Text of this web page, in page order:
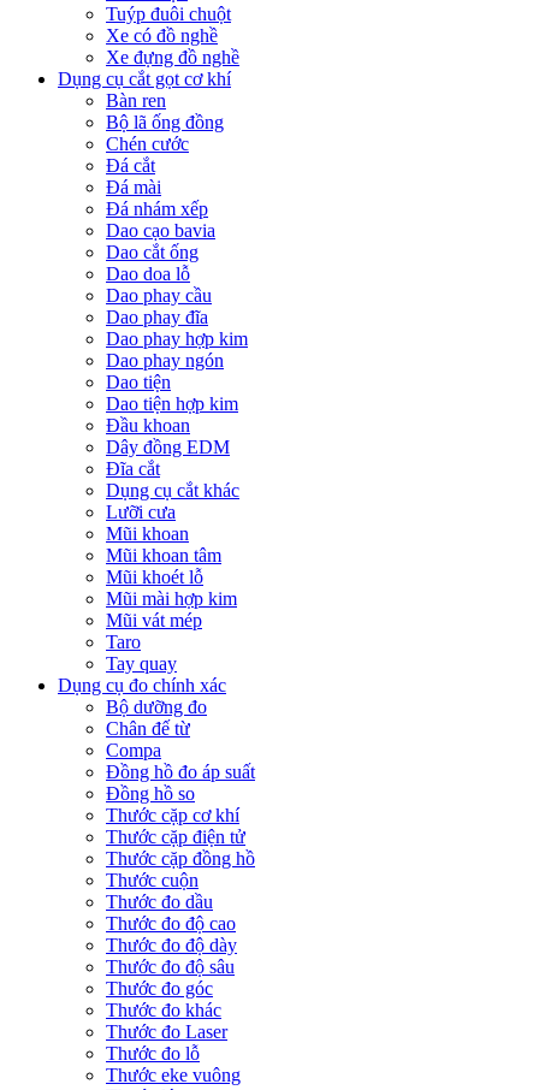
Tuýp đuôi chuột
Xe có đồ nghề
Xe đựng đồ nghề
Dụng cụ cắt gọt cơ khí
Bàn ren
Bộ lã ống đồng
Chén cước
Đá cắt
Đá mài
Đá nhám xếp
Dao cạo bavia
Dao cắt ống
Dao doa lỗ
Dao phay cầu
Dao phay đĩa
Dao phay hợp kim
Dao phay ngón
Dao tiện
Dao tiện hợp kim
Đầu khoan
Dây đồng EDM
Đĩa cắt
Dụng cụ cắt khác
Lưỡi cưa
Mũi khoan
Mũi khoan tâm
Mũi khoét lỗ
Mũi mài hợp kim
Mũi vát mép
Taro
Tay quay
Dụng cụ đo chính xác
Bộ dưỡng đo
Chân đế từ
Compa
Đồng hồ đo áp suất
Đồng hồ so
Thước cặp cơ khí
Thước cặp điện tử
Thước cặp đồng hồ
Thước cuộn
Thước đo dầu
Thước đo độ cao
Thước đo độ dày
Thước đo độ sâu
Thước đo góc
Thước đo khác
Thước đo Laser
Thước đo lỗ
Thước eke vuông